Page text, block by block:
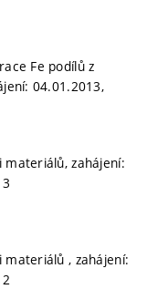
Fe podílů z
04.01.2013,
zahájení:
, zahájení: